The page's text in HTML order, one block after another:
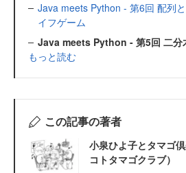
Java meets Python - 第6回 配列
イフゲーム
Java meets Python - 第5回 二分
もっと読む
この記事の著者
小泉ひよ子とタマゴ
コトタマゴクラブ）